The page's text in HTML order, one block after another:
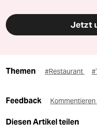
Jetzt
Themen #Restaurant
Feedback Kommentieren
Diesen Artikel teilen